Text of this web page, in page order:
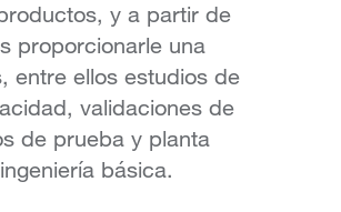
y a partir de
proporcionarle una
entre ellos estudios de
validaciones de
de prueba y planta
básica.